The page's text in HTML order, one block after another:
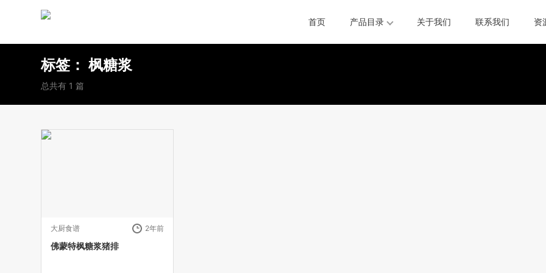
首页 产品目录 关于我们 联系我们 资
标签：枫糖浆
总共有 1 篇
大厨食谱 2年前
佛蒙特枫糖浆猪排